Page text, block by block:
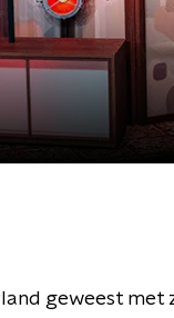
geweest met